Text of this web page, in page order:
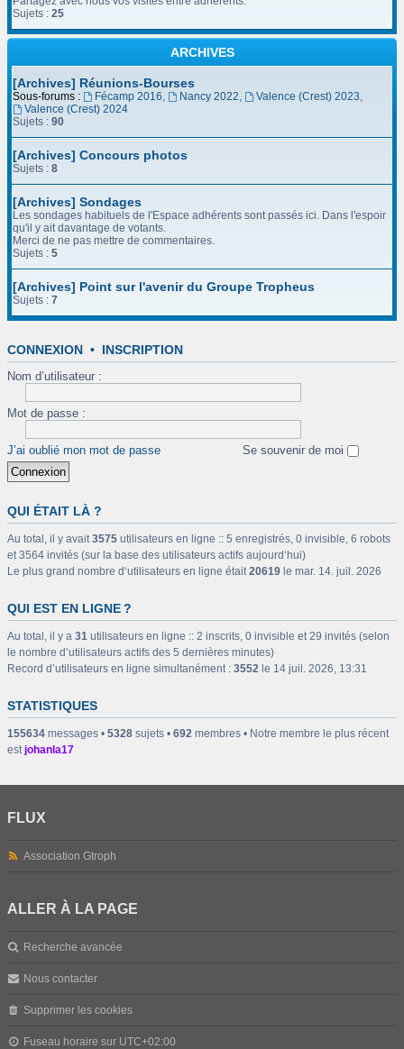
Sujets : 25
ARCHIVES
[Archives] Réunions-Bourses
Sous-forums : Fécamp 2016, Nancy 2022, Valence (Crest) 2023,
Valence (Crest) 2024
Sujets : 90
[Archives] Concours photos
Sujets : 8
[Archives] Sondages
Les sondages habituels de l'Espace adhérents sont passés ici. Dans l'espoir
qu'il y ait davantage de votants.
Merci de ne pas mettre de commentaires.
Sujets : 5
[Archives] Point sur l'avenir du Groupe Tropheus
Sujets : 7
CONNEXION • INSCRIPTION
Nom d’utilisateur :
Mot de passe :
J’ai oublié mon mot de passe Se souvenir de moi
QUI ÉTAIT LÀ ?
Au total, il y avait3575 utilisateurs en ligne :: 5 enregistrés, 0 invisible, 6 robots
et 3564 invités (sur la base des utilisateurs actifs aujourd‘hui)
Le plus grand nombre d‘utilisateurs en ligne était20619 le mar. 14. juil. 2026
QUI EST EN LIGNE ?
Au total, il y a 31 utilisateurs en ligne :: 2 inscrits, 0 invisible et 29 invités (selon
le nombre d’utilisateurs actifs des 5 dernières minutes)
Record d’utilisateurs en ligne simultanément : 3552 le 14 juil. 2026, 13:31
STATISTIQUES
155634 messages • 5328 sujets • 692 membres • Notre membre le plus récent
estjohanla17
FLUX
Association Gtroph
ALLER À LA PAGE
Recherche avancée
Nous contacter
Supprimer les cookies
Fuseau horaire sur UTC+02:00